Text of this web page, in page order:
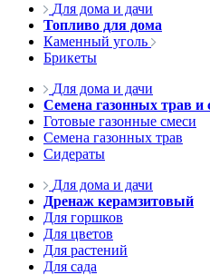
Для дома и дачи
Топливо для дома
Каменный уголь
Брикеты
Для дома и дачи
Семена газонных трав и
Готовые газонные смеси
Семена газонных трав
Сидераты
Для дома и дачи
Дренаж керамзитовый
Для горшков
Для цветов
Для растений
Для сада